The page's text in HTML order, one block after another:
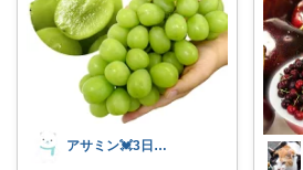
アサミン💓3日経由ご購入感謝です💖